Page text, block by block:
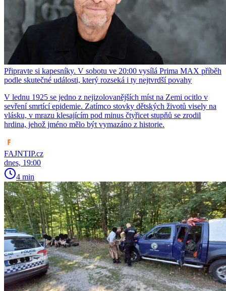
Připravte si kapesníky. V sobotu ve 20:00 vysílá Prima MAX příběh
podle skutečné události, který rozseká i ty nejtvrdší povahy
V lednu 1925 se jedno z nejizolovanějších míst na Zemi ocitlo v
sevření smrtící epidemie. Zatímco stovky dětských životů visely na
vlásku, v mrazu klesajícím pod minus čtyřicet stupňů se zrodil
hrdina, jehož jméno mělo být vymazáno z historie.
FAJNTIP.cz
dnes, 19:00
4 min